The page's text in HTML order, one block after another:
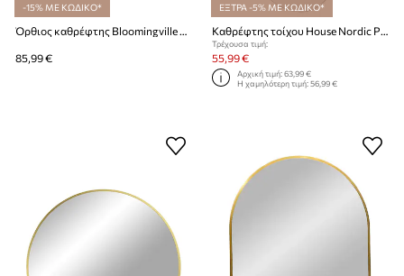
-15% ΜΕ ΚΩΔΙΚΟ*
Όρθιος καθρέφτης Bloomingville Malukka 20 x 40 x 12,5 cm
85,99 €
ΕΞΤΡΑ -5% ΜΕ ΚΩΔΙΚΟ*
Καθρέφτης τοίχου House Nordic Palermo 40 x 80 cm
Τρέχουσα τιμή:
55,99 €
Αρχική τιμή:63,99 €
Η χαμηλότερη τιμή:56,99 €